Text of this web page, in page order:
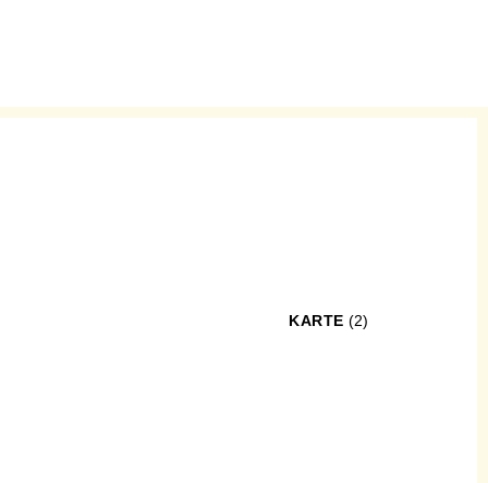
KARTE (2)